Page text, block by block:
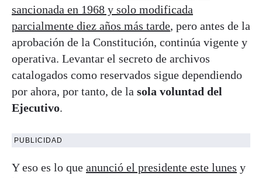
sancionada en 1968 y solo modificada
parcialmente diez años más tarde, pero antes de la
aprobación de la Constitución, continúa vigente y
operativa. Levantar el secreto de archivos
catalogados como reservados sigue dependiendo
por ahora, por tanto, de la sola voluntad del
Ejecutivo.
PUBLICIDAD
Y eso es lo que anunció el presidente este lunes y